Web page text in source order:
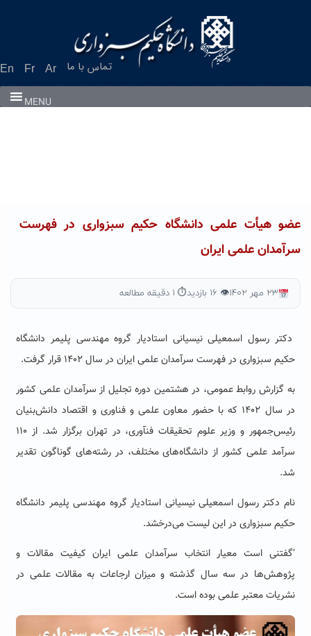
En Fr Ar تماس با ما
MENU
عضو هیأت علمی دانشگاه حکیم سبزواری در فهرست
سرآمدان علمی ایران
۲۳ مهر ۱۴۰۲ 👁 ۱۶ بازدید ⏱ ۱ دقیقه مطالعه
دکتر رسول اسمعیلی نیسیانی استادیار گروه مهندسی پلیمر دانشگاه
حکیم سبزواری در فهرست سرآمدان علمی ایران در سال ۱۴۰۲ قرار گرفت.
به گزارش روابط عمومی، در هشتمین دوره تجلیل از سرآمدان علمی کشور
در سال ۱۴۰۲ که با حضور معاون علمی و فناوری و اقتصاد دانش‌بنیان
رئیس‌جمهور و وزیر علوم تحقیقات فنآوری، در تهران برگزار شد. از ۱۱۰
سرآمد علمی کشور از دانشگاه‌های مختلف، در رشته‌های گوناگون تقدیر
شد.
نام دکتر رسول اسمعیلی نیسیانی استادیار گروه مهندسی پلیمر دانشگاه
حکیم سبزواری در این لیست می‌درخشد.
‘گفتنی است معیار انتخاب سرآمدان علمی ایران کیفیت مقالات و
پژوهش‌ها در سه سال گذشته و میزان ارجاعات به مقالات علمی در
نشریات معتبر علمی بوده است.